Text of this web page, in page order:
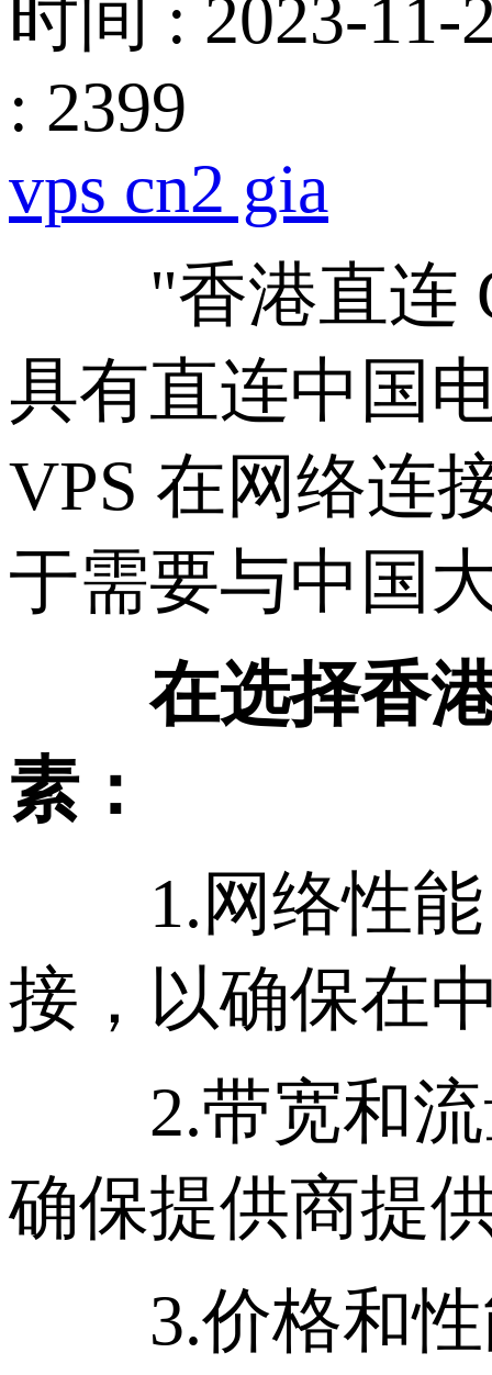
时间 : 2023-11-
: 2399
vps cn2 gia
"香港直连
具有直连中国
VPS 在网络连
于需要与中国
在选择香
素：
1.网络性能
接，以确保在
2.带宽和流
确保提供商提
3.价格和性